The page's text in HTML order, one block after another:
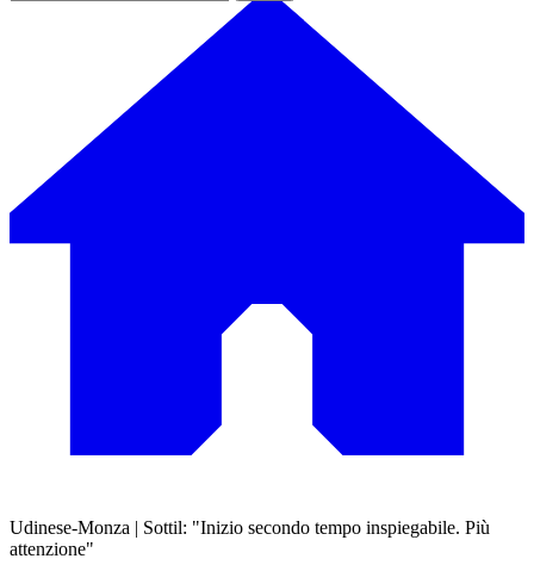
Udinese-Monza | Sottil: "Inizio secondo tempo inspiegabile. Più
attenzione"